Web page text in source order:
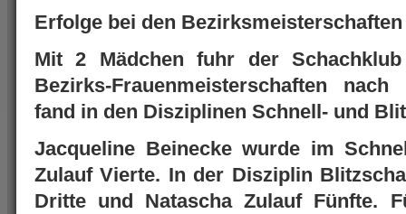
Erfolge bei den Bezirksmeisterschaften
Mit 2 Mädchen fuhr der
Bezirks-Frauenmeisterschaften
fand in den Disziplinen Schnell- und
Jacqueline Beinecke wurde im
Zulauf Vierte. In der Disziplin
Dritte und Natascha Zulauf Fünfte.